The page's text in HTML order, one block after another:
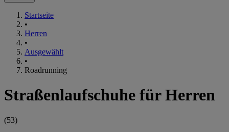
Startseite
•
Herren
•
Ausgewählt
•
Roadrunning
Straßenlaufschuhe für Herren
(53)